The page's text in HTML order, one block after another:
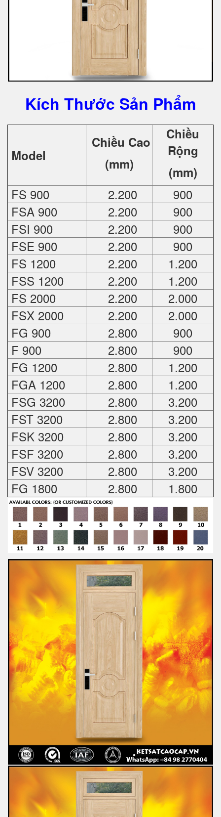
Kích Thước Sản Phẩm
Model
Chiều Cao
(mm)
Chiều
Rộng
(mm)
FS 900 2.200
900
FSA 900
2.200
900
FSI 900
2.200
900
FSE 900
2.200
900
FS 1200
2.200
1.200
FSS 1200
2.200
1.200
FS 2000
2.200
2.000
FSX 2000
2.200
2.000
FG 900
2.800
900
F 900
2.800
900
FG 1200
2.800
1.200
FGA 1200
2.800
1.200
FSG 3200
2.800
3.200
FST 3200
2.800
3.200
FSK 3200
2.800
3.200
FSF 3200
2.800
3.200
FSV 3200
2.800
3.200
FG 1800
2.800 1.800